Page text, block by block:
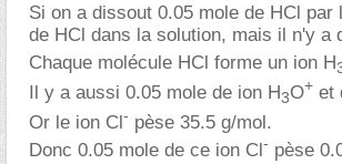
Si on a dissout 0.05 mole de HCl par
de HCl dans la solution, mais il n'y a
Chaque molécule HCl forme un ion H
Il y a aussi 0.05 mole de ion H3O+ et
Or le ion Cl- pèse 35.5 g/mol.
Donc 0.05 mole de ce ion Cl- pèse